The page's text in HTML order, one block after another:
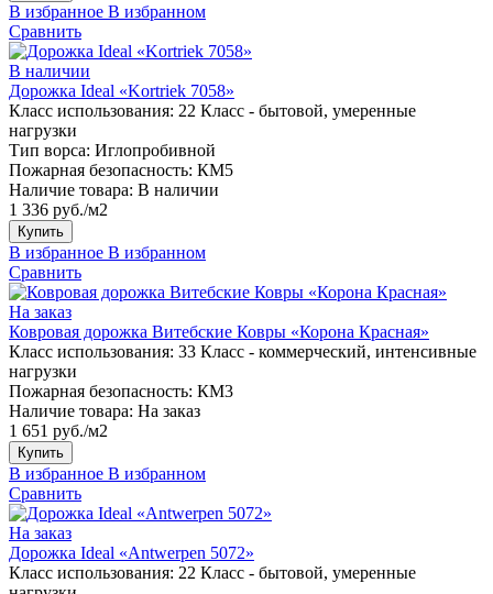
В избранное В избранном
Сравнить
В наличии
Дорожка Ideal «Kortriek 7058»
Класс использования: 22 Класс - бытовой, умеренные
нагрузки
Тип ворса: Иглопробивной
Пожарная безопасность: КМ5
Наличие товара: В наличии
1 336 руб./м2
Купить
В избранное В избранном
Сравнить
На заказ
Ковровая дорожка Витебские Ковры «Корона Красная»
Класс использования: 33 Класс - коммерческий, интенсивные
нагрузки
Пожарная безопасность: КМ3
Наличие товара: На заказ
1 651 руб./м2
Купить
В избранное В избранном
Сравнить
На заказ
Дорожка Ideal «Antwerpen 5072»
Класс использования: 22 Класс - бытовой, умеренные